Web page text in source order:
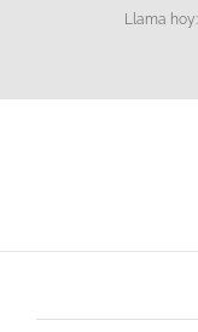
Llama